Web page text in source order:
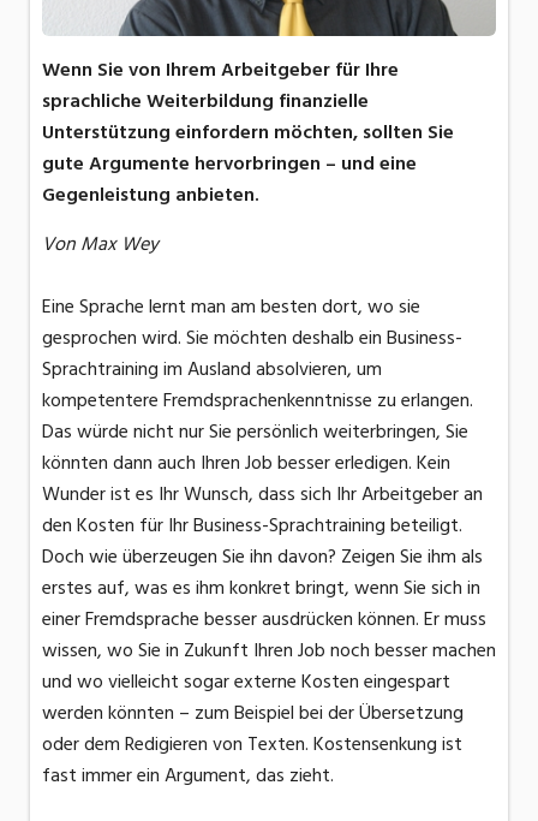
Wenn Sie von Ihrem Arbeitgeber für Ihre
sprachliche Weiterbildung finanzielle
Unterstützung einfordern möchten, sollten Sie
gute Argumente hervorbringen – und eine
Gegenleistung anbieten.
Von Max Wey
Eine Sprache lernt man am besten dort, wo sie
gesprochen wird. Sie möchten deshalb ein Business-
Sprachtraining im Ausland absolvieren, um
kompetentere Fremdsprachenkenntnisse zu erlangen.
Das würde nicht nur Sie persönlich weiterbringen, Sie
könnten dann auch Ihren Job besser erledigen. Kein
Wunder ist es Ihr Wunsch, dass sich Ihr Arbeitgeber an
den Kosten für Ihr Business-Sprachtraining beteiligt.
Doch wie überzeugen Sie ihn davon? Zeigen Sie ihm als
erstes auf, was es ihm konkret bringt, wenn Sie sich in
einer Fremdsprache besser ausdrücken können. Er muss
wissen, wo Sie in Zukunft Ihren Job noch besser machen
und wo vielleicht sogar externe Kosten eingespart
werden könnten – zum Beispiel bei der Übersetzung
oder dem Redigieren von Texten. Kostensenkung ist
fast immer ein Argument, das zieht.